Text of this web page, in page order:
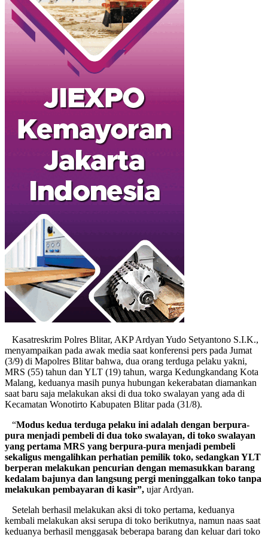
Kasatreskrim Polres Blitar, AKP Ardyan Yudo Setyantono S.I.K.,
menyampaikan pada awak media saat konferensi pers pada Jumat
(3/9) di Mapolres Blitar bahwa, dua orang terduga pelaku yakni,
MRS (55) tahun dan YLT (19) tahun, warga Kedungkandang Kota
Malang, keduanya masih punya hubungan kekerabatan diamankan
saat baru saja melakukan aksi di dua toko swalayan yang ada di
Kecamatan Wonotirto Kabupaten Blitar pada (31/8).
“Modus kedua terduga pelaku ini adalah dengan berpura-
pura menjadi pembeli di dua toko swalayan, di toko swalayan
yang pertama MRS yang berpura-pura menjadi pembeli
sekaligus mengalihkan perhatian pemilik toko, sedangkan YLT
berperan melakukan pencurian dengan memasukkan barang
kedalam bajunya dan langsung pergi meninggalkan toko tanpa
melakukan pembayaran di kasir”, ujar Ardyan.
Setelah berhasil melakukan aksi di toko pertama, keduanya
kembali melakukan aksi serupa di toko berikutnya, namun naas saat
keduanya berhasil menggasak beberapa barang dan keluar dari toko